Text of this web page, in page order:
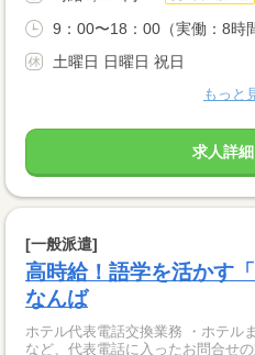
9：00〜18：00（実働：8時
土曜日 日曜日 祝日
もっと
求人詳
[一般派遣]
高時給！語学を活かす
なんば
ホテル代表電話交換業務 ・ホテル
など、代表電話に入ったお問合せ